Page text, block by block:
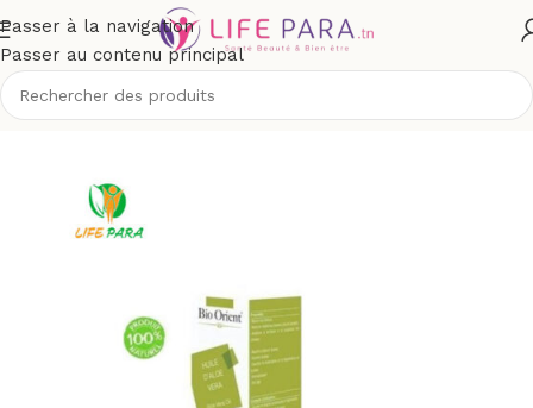
Passer à la navigation
Passer au contenu principal
/Boutique/Bio & naturel/Aromathérapie/huiles végétales